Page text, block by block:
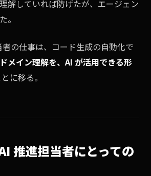
解していれば防げたが、エージェン
。
の仕事は、コード生成の自動化で
ドメイン理解を、AI が活用できる形
に移る。
推進担当者にとっての